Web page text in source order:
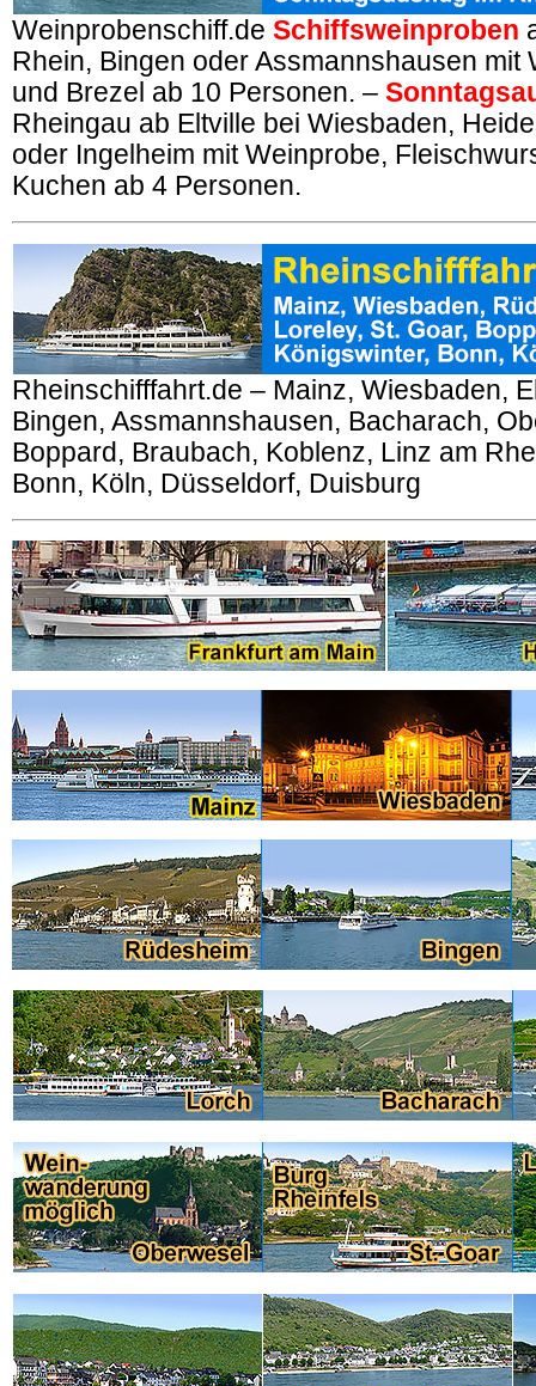
Weinprobenschiff.de Schiffsweinproben
Rhein, Bingen oder Assmannshausen mit
und Brezel ab 10 Personen. –
Rheingau ab Eltville bei Wiesbaden,
oder Ingelheim mit Weinprobe,
Kuchen ab 4 Personen.
Rheinschifffahrt.de – Mainz, Wiesbaden,
Bingen, Assmannshausen, Bacharach,
Boppard, Braubach, Koblenz, Linz am
Bonn, Köln, Düsseldorf, Duisburg